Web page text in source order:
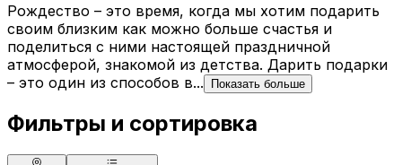
Рождество – это время, когда мы хотим подарить
своим близким как можно больше счастья и
поделиться с ними настоящей праздничной
атмосферой, знакомой из детства. Дарить подарки
– это один из способов в...
Показать больше
Фильтры и сортировка